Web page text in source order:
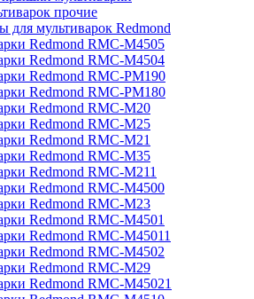
прочие
для мультиварок Redmond
Redmond RMC-M4505
Redmond RMC-M4504
Redmond RMC-PM190
Redmond RMC-PM180
Redmond RMC-M20
Redmond RMC-M25
Redmond RMC-M21
Redmond RMC-M35
Redmond RMC-M211
Redmond RMC-M4500
Redmond RMC-M23
Redmond RMC-M4501
Redmond RMC-M45011
Redmond RMC-M4502
Redmond RMC-M29
Redmond RMC-M45021